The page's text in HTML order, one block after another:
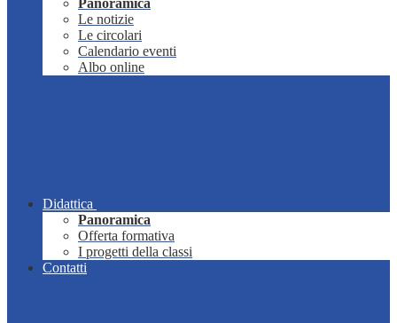
Panoramica
Le notizie
Le circolari
Calendario eventi
Albo online
Didattica
Panoramica
Offerta formativa
I progetti della classi
Contatti